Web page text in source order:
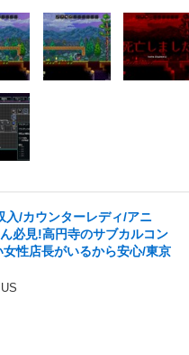
入/カウンターレディ/アニ
必見!高円寺のサブカルコン
性店長がいるから安心/東京